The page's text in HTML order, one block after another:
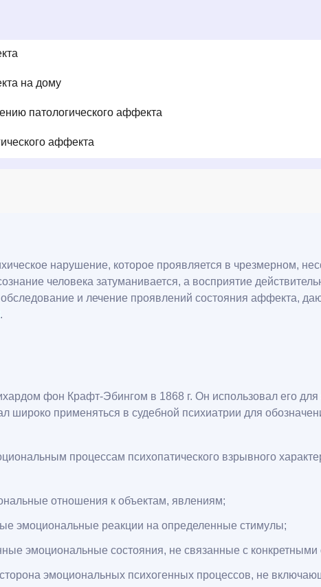
на дому
патологического аффекта
аффекта
нарушение, которое проявляется в чрезмерном,
человека затуманивается, а восприятие
и лечение проявлений состояния аффекта,
.
фон Крафт-Эбингом в 1868 г. Он использовал его
широко применяться в судебной психиатрии для
процессам психопатического взрывного
отношения к объектам, явлениям;
эмоциональные реакции на определенные стимулы;
эмоциональные состояния, не связанные с конкретными
эмоциональных психогенных процессов, не